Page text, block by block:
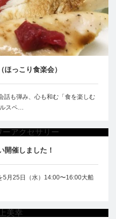
っこり食楽会）
話も弾み、心も和む「食を楽しむ
スペ…
開催しました！
5月25日（水）14:00〜16:00大船